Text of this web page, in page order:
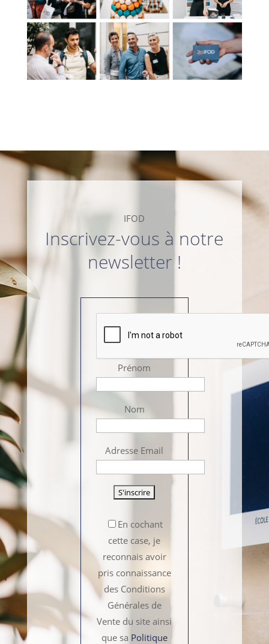
IFOD
Inscrivez-vous à notre
newsletter !
Prénom
Nom
Adresse Email
En cochant
cette case, je
reconnais avoir
pris connaissance
des Conditions
Générales de
Vente du site ainsi
que sa Politique